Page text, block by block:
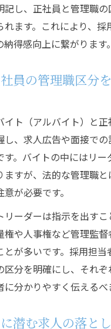
告に見るバイト・正社
管理職の求人選びで意
理職問題への対処法を
採用で警戒したい名ばか
方
告から読み解く名ばか
は
管理職にも起こりうる
記し、正社員と管理職
れます。これにより、採
得感向上に繋がります。
員の管理職区分
イト（アルバイト）と
し、求人広告や面接で
す。バイトの中にはリー
ますが、法的な管理職
が必要です。
ーダーは指示を出すこ
権や人事権など管理監
とが多いです。採用担当
区分を明確にし、それ
分かりやすく伝えるべ
潜む求人の落と